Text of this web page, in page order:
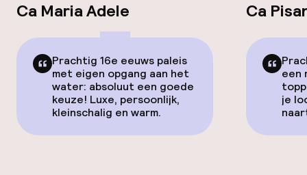
Ca Maria Adele
Prachtig 16e eeuws paleis
met eigen opgang aan het
water: absoluut een goede
keuze! Luxe, persoonlijk,
kleinschalig en warm.
Ca
een
je